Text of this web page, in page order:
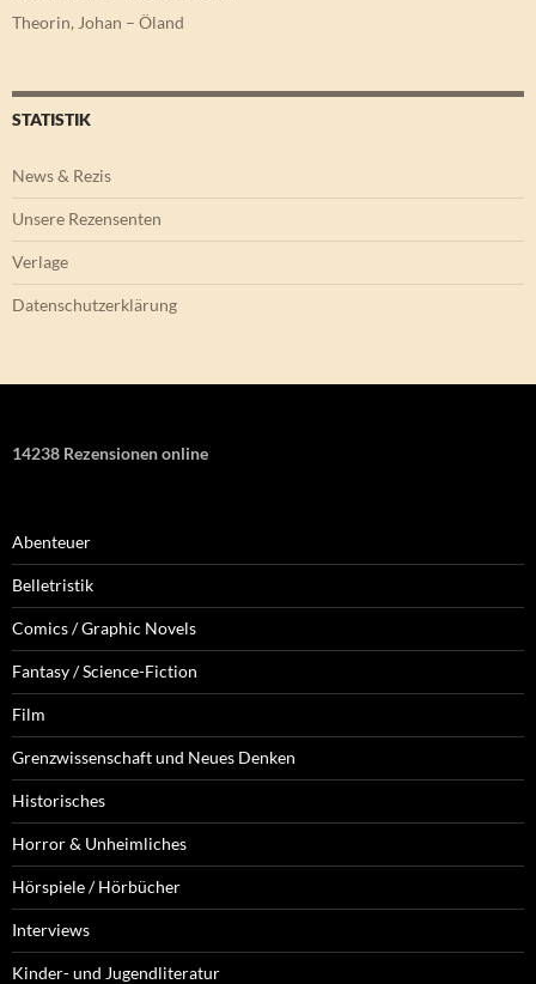
Theorin, Johan – Öland
STATISTIK
News & Rezis
Unsere Rezensenten
Verlage
Datenschutzerklärung
14238 Rezensionen online
Abenteuer
Belletristik
Comics / Graphic Novels
Fantasy / Science-Fiction
Film
Grenzwissenschaft und Neues Denken
Historisches
Horror & Unheimliches
Hörspiele / Hörbücher
Interviews
Kinder- und Jugendliteratur